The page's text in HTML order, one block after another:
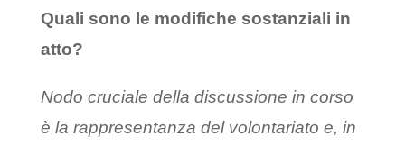
Quali sono le modifiche sostanziali in
atto?
Nodo cruciale della discussione in corso
è la rappresentanza del volontariato e, in